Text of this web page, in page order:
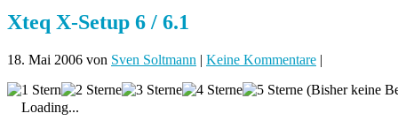
Xteq X-Setup 6 / 6.1
18. Mai 2006 von Sven Soltmann | Keine Kommentare |
(Bisher keine
Loading...